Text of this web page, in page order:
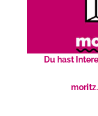
Du hast